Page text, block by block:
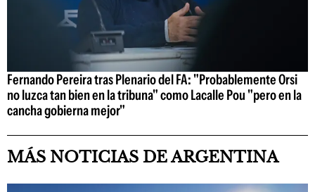
Fernando Pereira tras Plenario del FA: "Probablemente Orsi
no luzca tan bien en la tribuna" como Lacalle Pou "pero en la
cancha gobierna mejor"
MÁS NOTICIAS DE ARGENTINA